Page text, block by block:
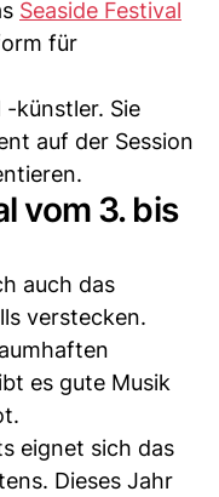
Seaside Festival
für
künstler. Sie
auf der Session
vom 3. bis
auch das
verstecken.
es gute Musik
eignet sich das
Dieses Jahr